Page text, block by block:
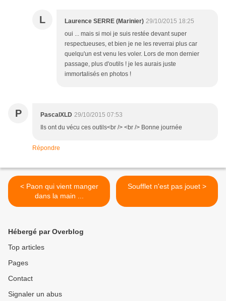
L Laurence SERRE (Marinier) 29/10/2015 18:25
oui ... mais si moi je suis restée devant super
respectueuses, et bien je ne les reverrai plus car
quelqu'un est venu les voler. Lors de mon dernier
passage, plus d'outils ! je les aurais juste
immortalisés en photos !
P PascalXLD 29/10/2015 07:53
Ils ont du vécu ces outils<br /> <br /> Bonne journée
Répondre
< Paon qui vient manger
dans la main ...
Soufflet n'est pas jouet >
Hébergé par Overblog
Top articles
Pages
Contact
Signaler un abus